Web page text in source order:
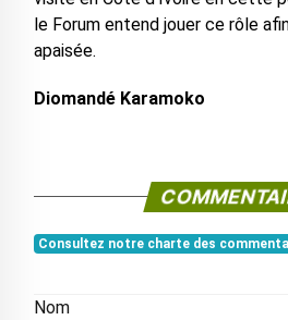
le Forum entend jouer ce rôle
apaisée.
Diomandé Karamoko
Consultez notre charte des
Nom